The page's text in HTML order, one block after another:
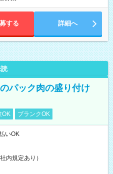
する 詳細へ
パック肉の盛り付け
OK ブランクOK
いOK
内規定あり）